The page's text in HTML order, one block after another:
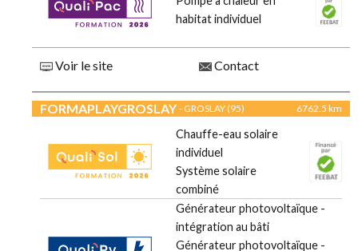
habitat individuel
Voir le site Contact
FORMAPLAYGROSLAY - GROSLAY (95) 6762.5 km
Chauffe-eau solaire
individuel
Système solaire
combiné
Générateur photovoltaïque -
intégration au bâti
Générateur photovoltaïque -